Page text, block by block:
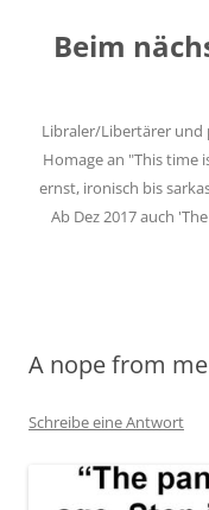
springen
Beim
Libraler/Libertärer und
Homage an "This time
ernst, ironisch bis
Ab Dez 2017 auch
A nope from me
Schreibe eine Antwort